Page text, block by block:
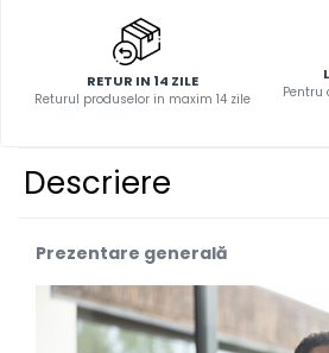
RETUR IN 14 ZILE
Returul produselor in maxim 14 zile
Pentru
Descriere
Prezentare generală